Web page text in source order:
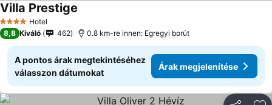
4 KategóriaHotel
Villa Prestige
8,8 Kiváló 462 0.8 km-re innen: Egregyi borút
A pontos árak megtekintéséhez
válasszon dátumokat
Árak megjelenítése